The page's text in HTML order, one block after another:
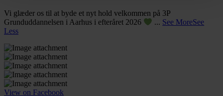
Vi glæder os til at byde et nyt hold velkommen på 3P
Grunduddannelsen i Aarhus i efteråret 2026
... See MoreSee
Less
View
View
View